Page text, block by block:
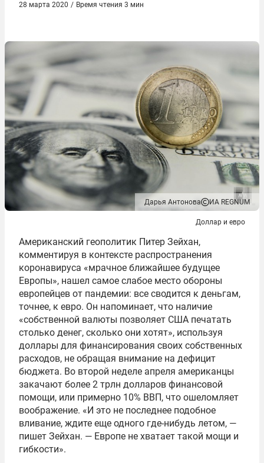
28 марта 2020 / Время чтения 3 мин
Дарья Антонова ИА REGNUM
Доллар и евро
Американский геополитик Питер Зейхан,
комментируя в контексте распространения
коронавируса «мрачное ближайшее будущее
Европы», нашел самое слабое место обороны
европейцев от пандемии: все сводится к деньгам,
точнее, к евро. Он напоминает, что наличие
«собственной валюты позволяет США печатать
столько денег, сколько они хотят», используя
доллары для финансирования своих собственных
расходов, не обращая внимание на дефицит
бюджета. Во второй неделе апреля американцы
закачают более 2 трлн долларов финансовой
помощи, или примерно 10% ВВП, что ошеломляет
воображение. «И это не последнее подобное
вливание, ждите еще одного где-нибудь летом, —
пишет Зейхан. — Европе не хватает такой мощи и
гибкости».